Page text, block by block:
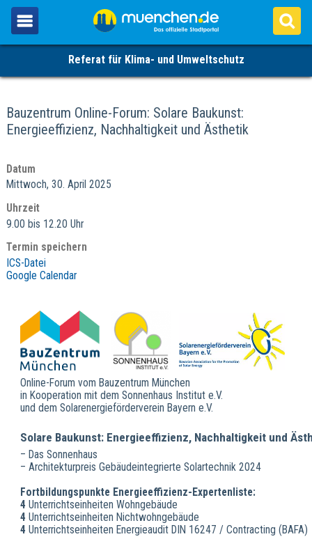
Referat für Klima- und Umweltschutz
Bauzentrum Online-Forum: Solare Baukunst:
Energieeffizienz, Nachhaltigkeit und Ästhetik
Datum
Mittwoch, 30. April 2025
Uhrzeit
9.00 bis 12.20 Uhr
Termin speichern
ICS-Datei
Google Calendar
Online-Forum vom Bauzentrum München
in Kooperation mit dem Sonnenhaus Institut e.V.
und dem Solarenergieförderverein Bayern e.V.
Solare Baukunst: Energieeffizienz, Nachhaltigkeit und
– Das Sonnenhaus
– Architekturpreis Gebäudeintegrierte Solartechnik 2024
Fortbildungspunkte Energieeffizienz-Expertenliste:
4 Unterrichtseinheiten Wohngebäude
4 Unterrichtseinheiten Nichtwohngebäude
4 Unterrichtseinheiten Energieaudit DIN 16247 / Contracting (BAFA)